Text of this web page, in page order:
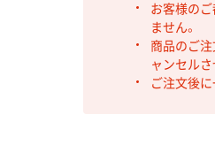
お客様のご
ません。
商品のご
ャンセルさ
ご注文後